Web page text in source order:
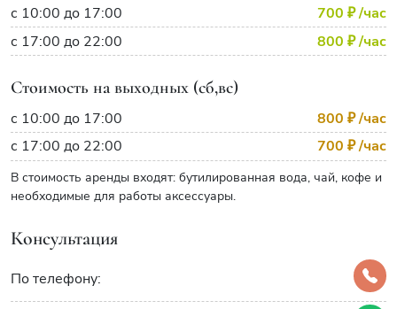
с 10:00 до 17:00 700 ₽/час
с 17:00 до 22:00
800 ₽/час
Стоимость на выходных (сб,вс)
с 10:00 до 17:00 800 ₽/час
с 17:00 до 22:00
700 ₽/час
В стоимость аренды входят: бутилированная вода, чай, кофе и
необходимые для работы аксессуары.
Консультация
По телефону: